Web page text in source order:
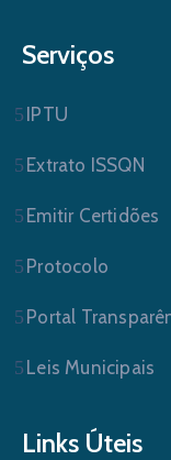
Serviços
IPTU
Extrato ISSQN
Emitir Certidões
Protocolo
Portal
Leis Municipais
Links Úteis